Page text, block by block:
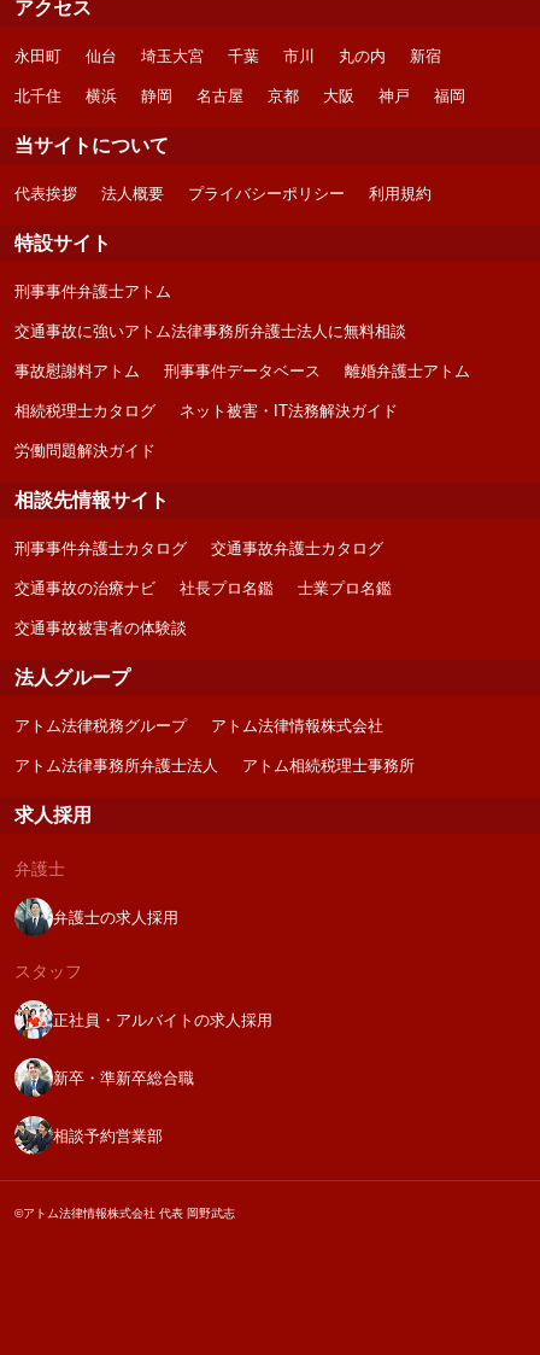
アクセス
永田町 仙台 埼玉大宮 千葉 市川 丸の内 新宿
北千住 横浜 静岡 名古屋 京都 大阪 神戸 福岡
当サイトについて
代表挨拶 法人概要 プライバシーポリシー 利用規約
特設サイト
刑事事件弁護士アトム
交通事故に強いアトム法律事務所弁護士法人に無料相談
事故慰謝料アトム 刑事事件データベース 離婚弁護士アトム
相続税理士カタログ ネット被害・IT法務解決ガイド
労働問題解決ガイド
相談先情報サイト
刑事事件弁護士カタログ 交通事故弁護士カタログ
交通事故の治療ナビ 社長プロ名鑑 士業プロ名鑑
交通事故被害者の体験談
法人グループ
アトム法律税務グループ アトム法律情報株式会社
アトム法律事務所弁護士法人 アトム相続税理士事務所
求人採用
弁護士
弁護士の求人採用
スタッフ
正社員・アルバイトの求人採用
新卒・準新卒総合職
相談予約営業部
©アトム法律情報株式会社 代表 岡野武志